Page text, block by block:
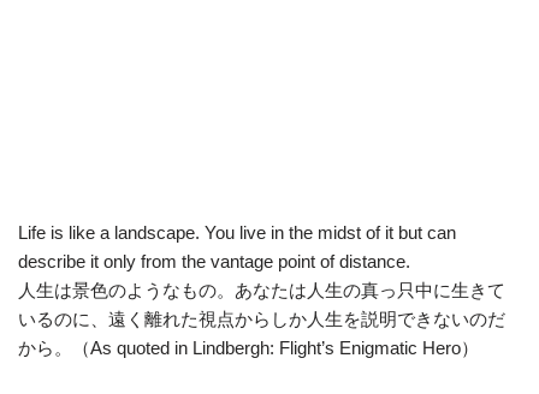
Life is like a landscape. You live in the midst of it but can
describe it only from the vantage point of distance.
人生は景色のようなもの。あなたは人生の真っ只中に生きて
いるのに、遠く離れた視点からしか人生を説明できないのだ
から。（As quoted in Lindbergh: Flight’s Enigmatic Hero）